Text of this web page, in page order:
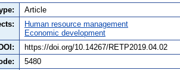
Article
Human resource management
Economic development
DOI:
https://doi.org/10.14267/RETP2019.04.02
5480